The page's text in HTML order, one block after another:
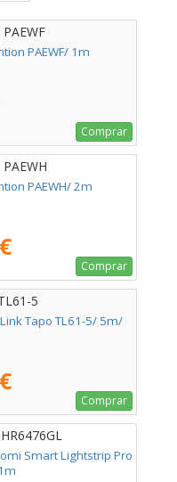
PAEWF/ 1m
Comprar
PAEWH/ 2m
Comprar
5
Link Tapo TL61-5/ 5m/
Comprar
Smart Lightstrip Pro